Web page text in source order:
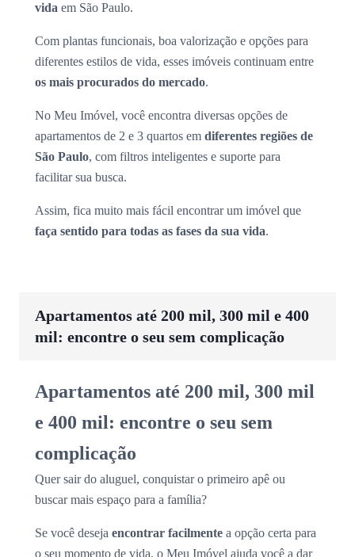
vida em São Paulo.
Com plantas funcionais, boa valorização e opções para
diferentes estilos de vida, esses imóveis continuam entre
os mais procurados do mercado.
No Meu Imóvel, você encontra diversas opções de
apartamentos de 2 e 3 quartos em diferentes regiões de
São Paulo, com filtros inteligentes e suporte para
facilitar sua busca.
Assim, fica muito mais fácil encontrar um imóvel que
faça sentido para todas as fases da sua vida.
Apartamentos até 200 mil, 300 mil e 400
mil: encontre o seu sem complicação
Apartamentos até 200 mil, 300 mil
e 400 mil: encontre o seu sem
complicação
Quer sair do aluguel, conquistar o primeiro apê ou
buscar mais espaço para a família?
Se você deseja encontrar facilmente a opção certa para
o seu momento de vida, o Meu Imóvel ajuda você a dar